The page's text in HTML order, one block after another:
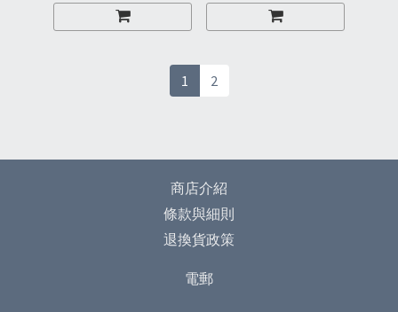
1 2
商店介紹
條款與細則
退換貨政策
電郵